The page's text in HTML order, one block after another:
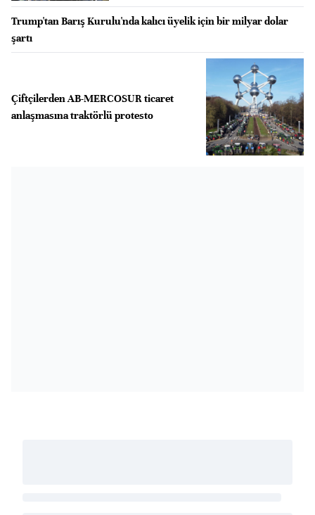
Trump'tan Barış Kurulu'nda kalıcı üyelik için bir milyar dolar
şartı
Çiftçilerden AB-MERCOSUR ticaret
anlaşmasına traktörlü protesto